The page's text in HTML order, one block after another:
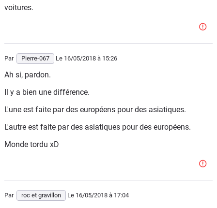
voitures.
Par Pierre-067 Le 16/05/2018 à 15:26
Ah si, pardon.
Il y a bien une différence.
L'une est faite par des européens pour des asiatiques.
L'autre est faite par des asiatiques pour des européens.
Monde tordu xD
Par roc et gravillon Le 16/05/2018 à 17:04